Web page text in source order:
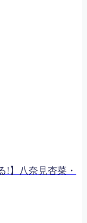
!】八奈見杏菜・